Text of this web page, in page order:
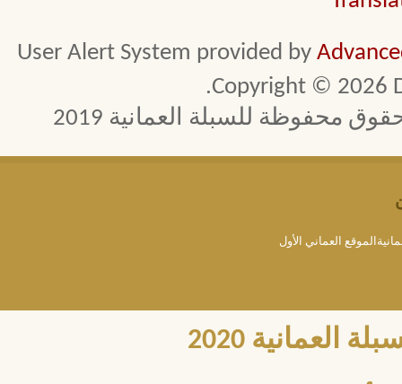
User Alert System provided by
Copyright © 2026
محفوظة للسبلة العمانية 2019
العماني الأول
2020